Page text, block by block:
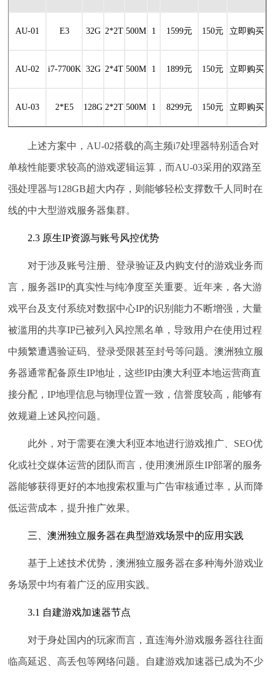
AU-01 E3 32G 2*2T 500M 1 1599元 150元 立即购买
AU-02 i7-7700K 32G 2*4T 500M 1 1899元 150元 立即购买
AU-03 2*E5 128G 2*2T 500M 1 8299元 150元 立即购买
上述方案中，AU-02搭载的高主频i7处理器特别适合对
单核性能要求较高的游戏逻辑运算，而AU-03采用的双路至
强处理器与128GB超大内存，则能够轻松支撑数千人同时在
线的中大型游戏服务器集群。
2.3 原生IP资源与账号风控优势
对于涉及账号注册、登录验证及内购支付的游戏业务而
言，服务器IP的真实性与纯净度至关重要。近年来，各大游
戏平台及支付系统对数据中心IP的识别能力不断增强，大量
被滥用的共享IP已被列入风控黑名单，导致用户在使用过程
中频繁遭遇验证码、登录受限甚至封号等问题。澳洲独立服
务器通常配备原生IP地址 ，这些IP由澳大利亚本地运营商直
接分配，IP地理信息与物理位置一致，信誉度较高，能够有
效规避上述风控问题。
此外，对于需要在澳大利亚本地进行游戏推广、SEO优
化或社交媒体运营的团队而言，使用澳洲原生IP部署的服务
器能够获得更好的本地搜索权重与广告审核通过率，从而降
低运营成本，提升推广效果。
三、澳洲独立服务器在典型游戏场景中的应用实践
基于上述技术优势，澳洲独立服务器在多种海外游戏业
务场景中均有着广泛的应用实践。
3.1 自建游戏加速器节点
对于身处国内的玩家而言，直连海外游戏服务器往往面
临高延迟、高丢包等网络问题。自建游戏加速器已成为不少